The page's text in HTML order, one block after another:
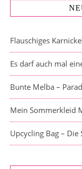
Flauschiges
Es darf auch mal
Bunte Melba –
Mein Sommerkleid
Upcycling Bag –